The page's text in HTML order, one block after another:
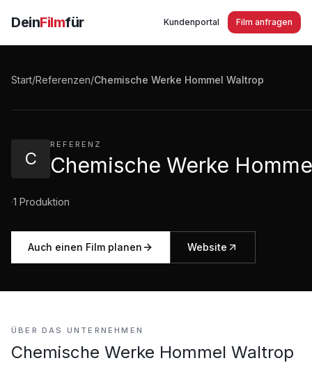
DeinFilmfür Kundenportal Film anfragen
Start/Referenzen/Chemische Werke Hommel Waltrop
C
REFERENZ
Chemische Werke
·1 Produktion
Auch einen Film planen Website
Chemische Werke Hommel Waltrop
ÜBER DAS UNTERNEHMEN
Chemische Werke Hommel Waltrop